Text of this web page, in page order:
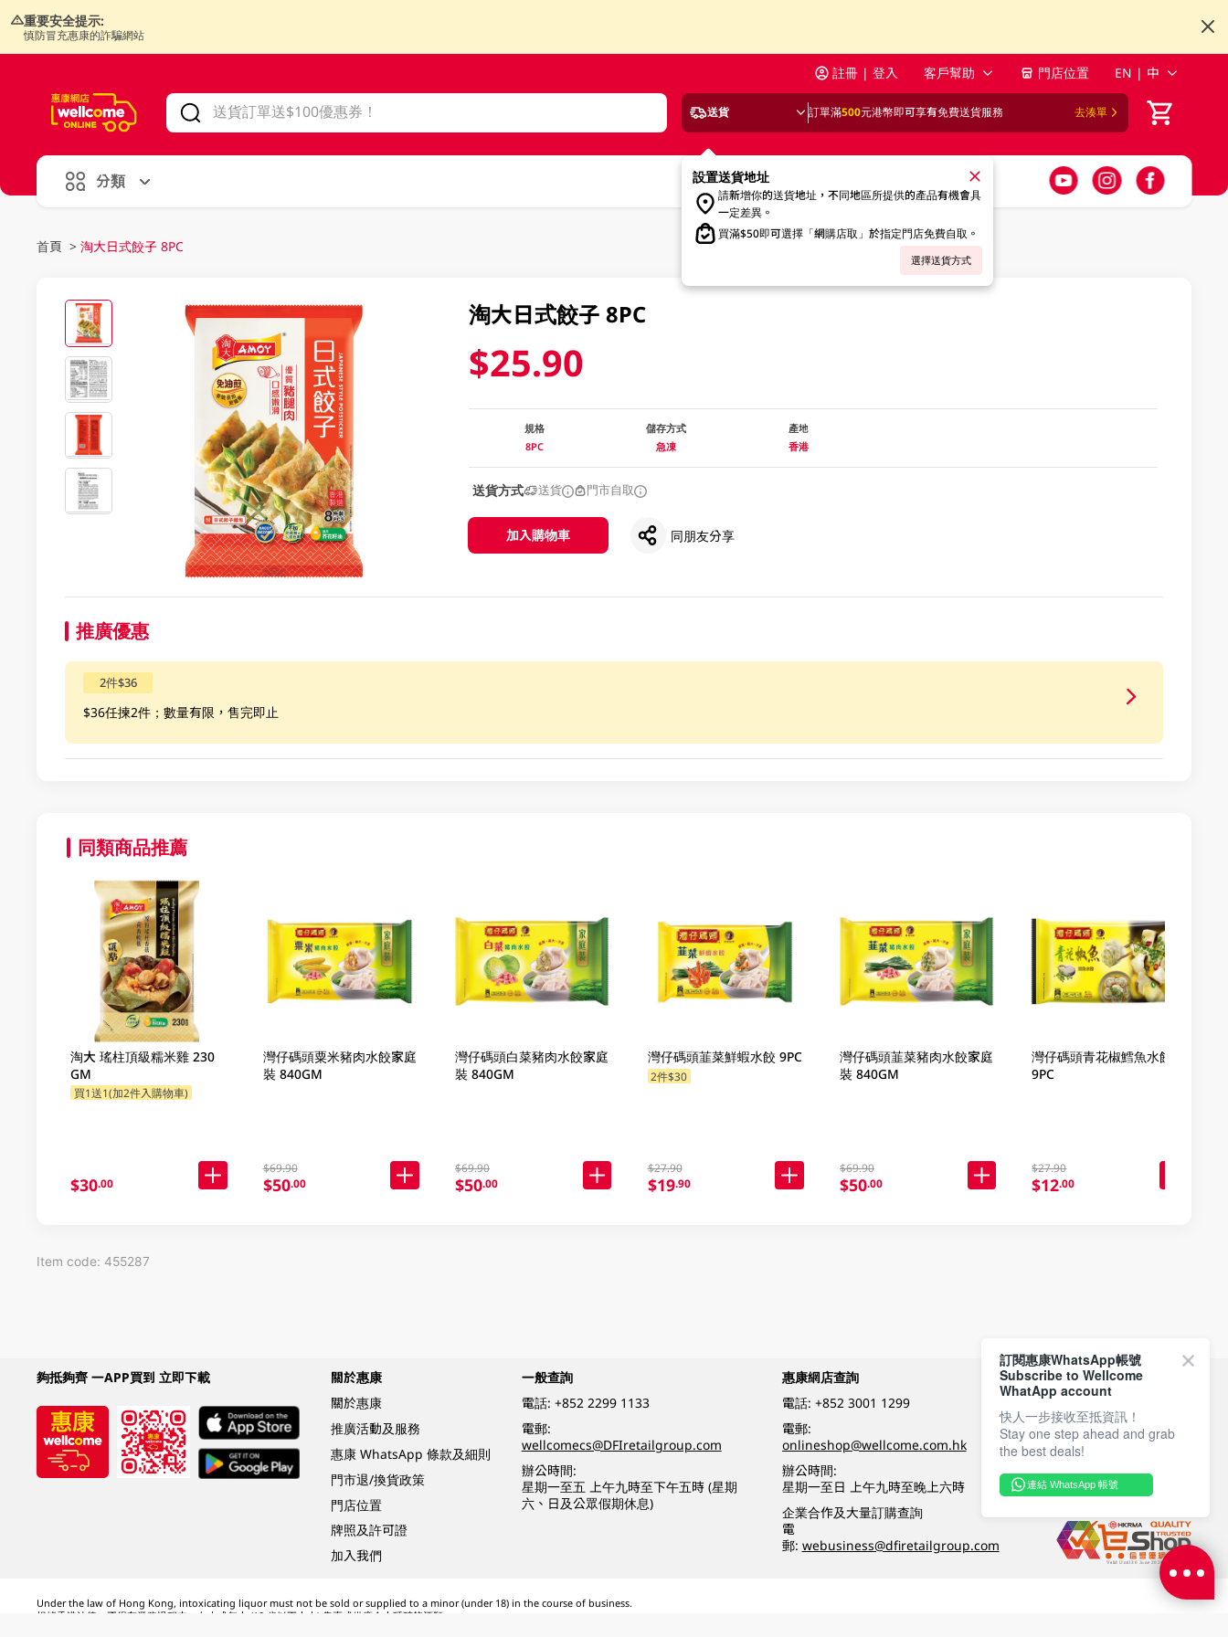
重要安全提示:
慎防冒充惠康的詐騙網站
註冊 | 登入 客戶幫助 門店位置 EN | 中
送貨 訂單滿500元港幣即可享有免費送貨服務 去湊單
設置送貨地址
請新增你的送貨地址，不同地區所提供的產品有機會具
一定差異。
買滿$50即可選擇「網購店取」於指定門店免費自取。
選擇送貨方式
分類
首頁 > 淘大日式餃子 8PC
淘大日式餃子 8PC
$25.90
規格
8PC
儲存方式
急凍
產地
香港
送貨方式 送貨 門市自取
加入購物車 同朋友分享
推廣優惠
2件$36
$36任揀2件；數量有限，售完即止
同類商品推薦
淘大 瑤柱頂級糯米雞 230
GM
買1送1(加2件入購物車)
$30.00
灣仔碼頭粟米豬肉水餃家庭
裝 840GM
$69.90
$50.00
灣仔碼頭白菜豬肉水餃家庭
裝 840GM
$69.90
$50.00
灣仔碼頭韮菜鮮蝦水餃 9PC
2件$30
$27.90
$19.90
灣仔碼頭韮菜豬肉水餃家庭
裝 840GM
$69.90
$50.00
灣仔碼頭青花椒鱈魚水餃
9PC
$27.90
$12.00
Item code: 455287
夠抵夠齊 一APP買到 立即下載
關於惠康
關於惠康
推廣活動及服務
惠康 WhatsApp 條款及細則
門市退/換貨政策
門店位置
牌照及許可證
加入我們
一般查詢
電話: +852 2299 1133
電郵:
wellcomecs@DFIretailgroup.com
辦公時間:
星期一至五 上午九時至下午五時 (星期
六、日及公眾假期休息)
惠康網店查詢
電話: +852 3001 1299
電郵:
onlineshop@wellcome.com.hk
辦公時間:
星期一至日 上午九時至晚上六時
企業合作及大量訂購查詢
電
郵: webusiness@dfiretailgroup.com
付款方式
關注我們
Under the law of Hong Kong, intoxicating liquor must not be sold or supplied to a minor (under 18) in the course of business.
根據香港法律，不得在業務過程中，向未成年人 (18 歲以下人士) 售賣或供應令人醺醉的酒類。
訂閱惠康WhatsApp帳號
Subscribe to Wellcome
WhatApp account
快人一步接收至抵資訊！
Stay one step ahead and grab
the best deals!
連結 WhatsApp 帳號